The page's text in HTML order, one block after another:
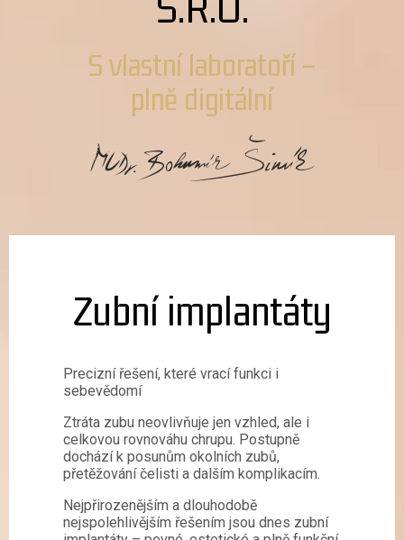
S vlastní laboratoří –
plně digitální
Zubní implantáty
Precizní řešení, které vrací funkci i
sebevědomí
Ztráta zubu neovlivňuje jen vzhled, ale i
celkovou rovnováhu chrupu. Postupně
dochází k posunům okolních zubů,
přetěžování čelisti a dalším komplikacím.
Nejpřirozenějším a dlouhodobě
nejspolehlivějším řešením jsou dnes zubní